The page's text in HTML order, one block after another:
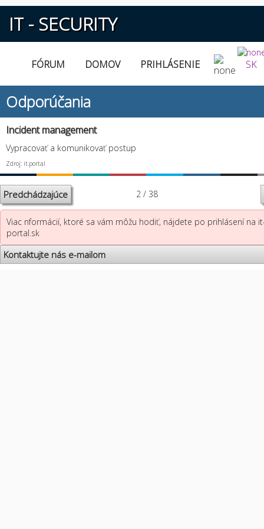
IT - SECURITY
FÓRUM DOMOV PRIHLÁSENIE SK
Odporúčania
Incident management
Vypracovať a komunikovať postup
Zdroj: it.portal
Predchádzajúce 2 / 38
Viac nformácií, ktoré sa vám môžu hodiť, nájdete po prihlásení na
portal.sk
Kontaktujte nás e-mailom